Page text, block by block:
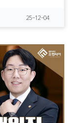
25-12-04